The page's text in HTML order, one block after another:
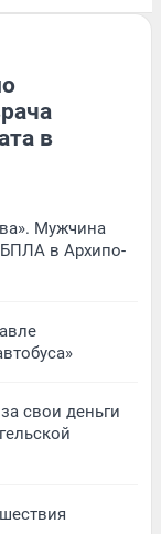
в
Мужчина
БПЛА в Архипо-
свои деньги